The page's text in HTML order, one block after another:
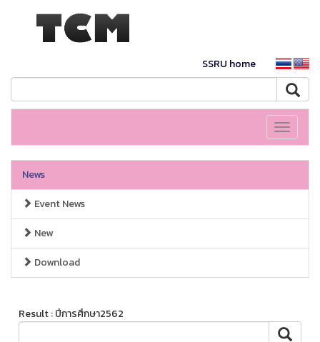
SSRU home
Toggle
News
Event News
New
Download
Result : ปีการศึกษา2562